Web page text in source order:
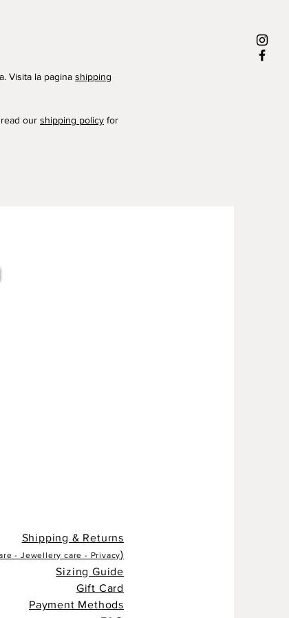
Visita la pagina shipping
our shipping policy for
Shipping & Returns
- Jewellery care - Privacy)
Sizing Guide
Gift Card
Payment Methods